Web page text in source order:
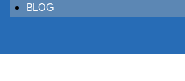
BLOG